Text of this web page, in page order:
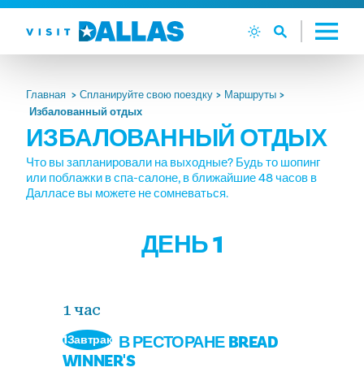
Перейти к содержанию
Главная Спланируйте свою поездку
Маршруты
Избалованный отдых
ИЗБАЛОВАННЫЙ ОТДЫХ
Что вы запланировали на выходные? Будь то шопинг
или поблажки в спа-салоне, в ближайшие 48 часов в
Далласе вы можете не сомневаться.
ДЕНЬ 1
1 час
1Завтрак В РЕСТОРАНЕ BREAD
WINNER'S